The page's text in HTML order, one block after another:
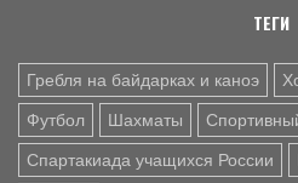
Заслуженному работнику
Татьяне Вараксиной – 70 лет
ТЕГИ
Гребля на байдарках и каноэ
Футбол Шахматы
Спартакиада учащихся России